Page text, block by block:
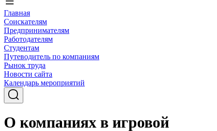
Главная
Соискателям
Предпринимателям
Работодателям
Студентам
Путеводитель по компаниям
Рынок труда
Новости сайта
Календарь мероприятий
О компаниях в игровой